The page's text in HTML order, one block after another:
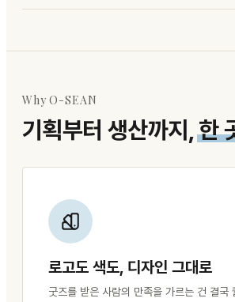
Why O-SEAN
기획부터 생산까지,한
로고도 색도, 디자인 그대로
굿즈를 받은 사람의 만족을 가르는 건 결국